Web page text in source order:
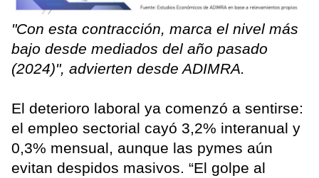
"Con esta contracción, marca el nivel más
bajo desde mediados del año pasado
(2024)", advierten desde ADIMRA.
El deterioro laboral ya comenzó a sentirse:
el empleo sectorial cayó 3,2% interanual y
0,3% mensual, aunque las pymes aún
evitan despidos masivos. “El golpe al